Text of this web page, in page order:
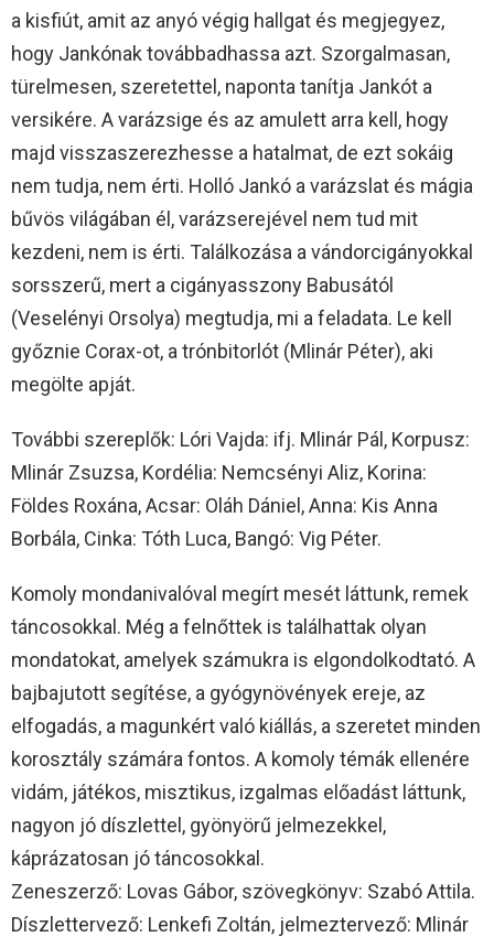
a kisfiút, amit az anyó végig hallgat és megjegyez,
hogy Jankónak továbbadhassa azt. Szorgalmasan,
türelmesen, szeretettel, naponta tanítja Jankót a
versikére. A varázsige és az amulett arra kell, hogy
majd visszaszerezhesse a hatalmat, de ezt sokáig
nem tudja, nem érti. Holló Jankó a varázslat és mágia
bűvös világában él, varázserejével nem tud mit
kezdeni, nem is érti. Találkozása a vándorcigányokkal
sorsszerű, mert a cigányasszony Babusától
(Veselényi Orsolya) megtudja, mi a feladata. Le kell
győznie Corax-ot, a trónbitorlót (Mlinár Péter), aki
megölte apját.
További szereplők: Lóri Vajda: ifj. Mlinár Pál, Korpusz:
Mlinár Zsuzsa, Kordélia: Nemcsényi Aliz, Korina:
Földes Roxána, Acsar: Oláh Dániel, Anna: Kis Anna
Borbála, Cinka: Tóth Luca, Bangó: Vig Péter.
Komoly mondanivalóval megírt mesét láttunk, remek
táncosokkal. Még a felnőttek is találhattak olyan
mondatokat, amelyek számukra is elgondolkodtató. A
bajbajutott segítése, a gyógynövények ereje, az
elfogadás, a magunkért való kiállás, a szeretet minden
korosztály számára fontos. A komoly témák ellenére
vidám, játékos, misztikus, izgalmas előadást láttunk,
nagyon jó díszlettel, gyönyörű jelmezekkel,
káprázatosan jó táncosokkal.
Zeneszerző: Lovas Gábor, szövegkönyv: Szabó Attila.
Díszlettervező: Lenkefi Zoltán, jelmeztervező: Mlinár